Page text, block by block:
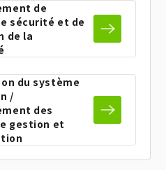
de
sécurité et de
de la
du système
/
des
gestion et